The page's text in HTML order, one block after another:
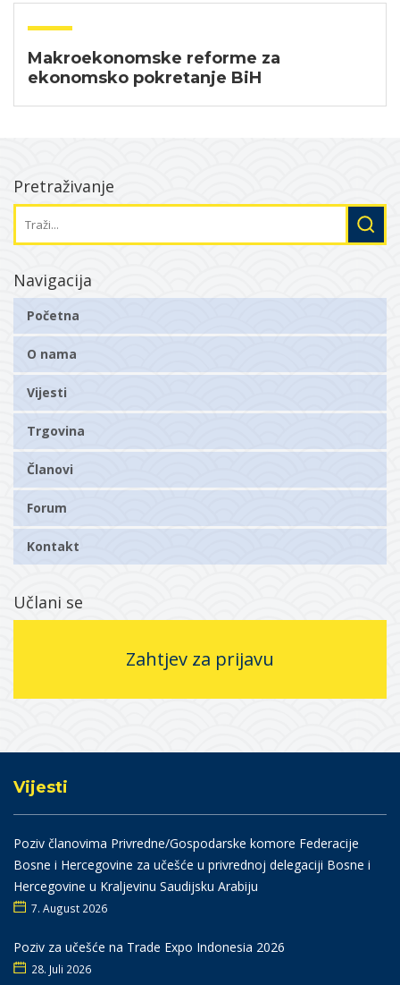
Makroekonomske reforme za
ekonomsko pokretanje​ BiH
Pretraživanje
Navigacija
Početna
O nama
Vijesti
Trgovina
Članovi
Forum
Kontakt
Učlani se
Zahtjev za prijavu
Vijesti
Poziv članovima Privredne/Gospodarske komore Federacije
Bosne i Hercegovine za učešće u privrednoj delegaciji Bosne i
Hercegovine u Kraljevinu Saudijsku Arabiju
7. August 2026
Poziv za učešće na Trade Expo Indonesia 2026
28. Juli 2026